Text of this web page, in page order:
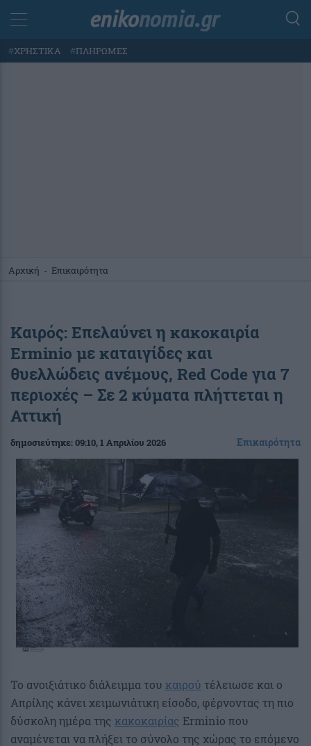
#ΧΡΗΣΤΙΚΑ #ΠΛΗΡΩΜΕΣ
Αρχική - Επικαιρότητα
Καιρός: Επελαύνει η κακοκαιρία
Erminio με καταιγίδες και
θυελλώδεις ανέμους, Red Code για 7
περιοχές – Σε 2 κύματα πλήττεται η
Αττική
δημοσιεύτηκε:09:10, 1 Απριλίου 2026 Επικαιρότητα
Το ανοιξιάτικο διάλειμμα του καιρού τέλειωσε και ο
Απρίλης κάνει χειμωνιάτικη είσοδο, φέρνοντας τη πιο
δύσκολη ημέρα της κακοκαιρίας Erminio που
αναμένεται να πλήξει το σύνολο της χώρας το επόμενο